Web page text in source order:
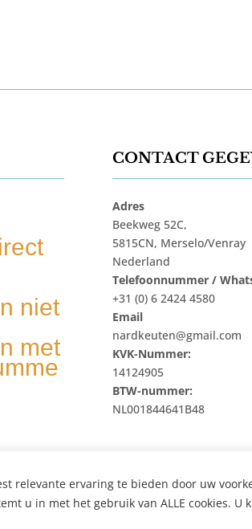
relevante ervaring te bieden door uw
u in met het gebruik van ALLE cookies. U
niet
met
CONTACT
Adres
Beekweg 52C,
5815CN, Merselo/Venray
Nederland
Telefoonnummer /
+31 (0) 6 2424 4580
Email
nardkeuten@gmail.com
KVK-Nummer:
14124905
BTW-nummer:
NL001844641B48